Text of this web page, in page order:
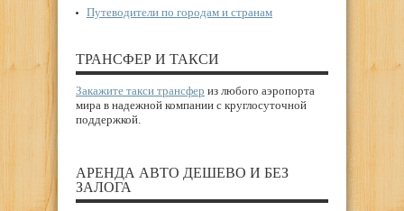
Путеводители по городам и странам
ТРАНСФЕР И ТАКСИ
Закажите такси трансфер из любого аэропорта
мира в надежной компании с круглосуточной
поддержкой.
АРЕНДА АВТО ДЕШЕВО И БЕЗ
ЗАЛОГА